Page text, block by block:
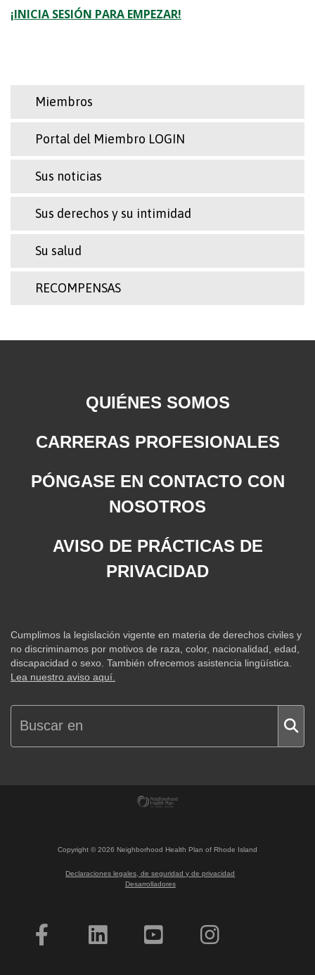
¡INICIA SESIÓN PARA EMPEZAR!
Miembros
Portal del Miembro LOGIN
Sus noticias
Sus derechos y su intimidad
Su salud
RECOMPENSAS
QUIÉNES SOMOS
CARRERAS PROFESIONALES
PÓNGASE EN CONTACTO CON
NOSOTROS
AVISO DE PRÁCTICAS DE
PRIVACIDAD
Cumplimos la legislación vigente en materia de derechos civiles y
no discriminamos por motivos de raza, color, nacionalidad, edad,
discapacidad o sexo. También ofrecemos asistencia lingüística.
Lea nuestro aviso aquí.
Copyright ©2026 Neighborhood Health Plan of Rhode Island
Declaraciones legales, de seguridad y de privacidad
Desarrolladores